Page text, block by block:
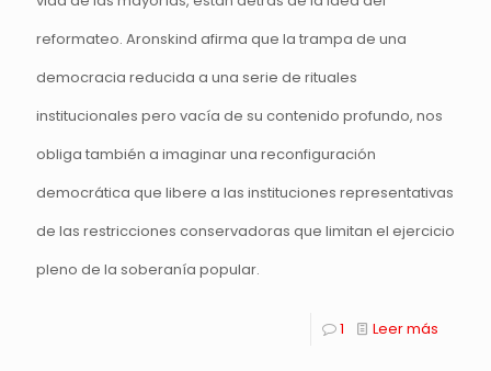
reformateo. Aronskind afirma que la trampa de una
democracia reducida a una serie de rituales
institucionales pero vacía de su contenido profundo, nos
obliga también a imaginar una reconfiguración
democrática que libere a las instituciones representativas
de las restricciones conservadoras que limitan el ejercicio
pleno de la soberanía popular.
1 Leer más